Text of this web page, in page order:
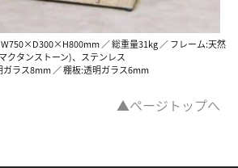
／ 総重量31kg ／ フレーム:天然
クタンストーン)、ステンレス
ガラス8mm ／ 棚板:透明ガラス6mm
▲ページトップへ